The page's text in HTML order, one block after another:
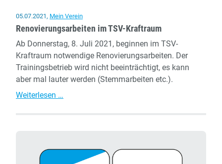
05.07.2021, Mein Verein
Renovierungsarbeiten im TSV-Kraftraum
Ab Donnerstag, 8. Juli 2021, beginnen im TSV-
Kraftraum notwendige Renovierungsarbeiten. Der
Trainingsbetrieb wird nicht beeinträchtigt, es kann
aber mal lauter werden (Stemmarbeiten etc.).
Weiterlesen …